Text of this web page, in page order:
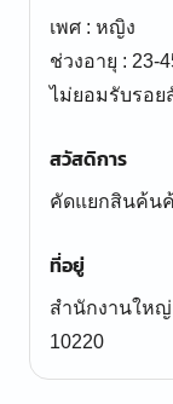
เพศ : หญิง
ช่วงอายุ : 23-
ไม่ยอมรับรอย
สวัสดิการ
คัดแยกสินค้น
ที่อยู่
สำนักงานใหญ่
10220